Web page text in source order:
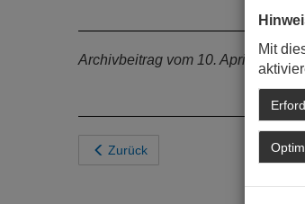
Archivbeitrag vom 10. April 2017
Zurück
Mit